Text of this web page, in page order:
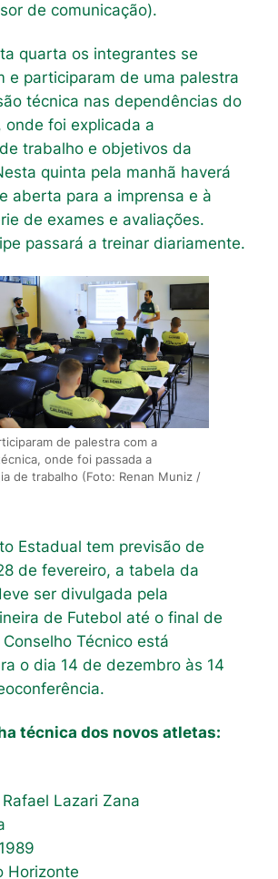
de comunicação).
quarta os integrantes se
e participaram de uma palestra
técnica nas dependências do
onde foi explicada a
trabalho e objetivos da
quinta pela manhã haverá
aberta para a imprensa e à
de exames e avaliações.
passará a treinar diariamente.
de palestra com a
onde foi passada a
de trabalho (Foto: Renan Muniz /
Estadual tem previsão de
de fevereiro, a tabela da
ser divulgada pela
de Futebol até o final de
Técnico está
o dia 14 de dezembro às 14
técnica dos novos atletas:
Lazari Zana
Horizonte